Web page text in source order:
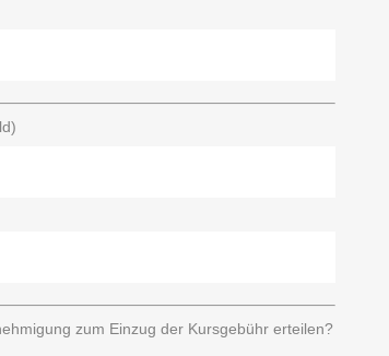
zum Einzug der Kursgebühr erteilen?